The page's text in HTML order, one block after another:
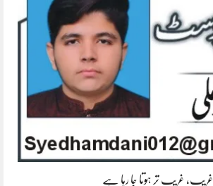
غریب، غریب تر ہوتا جا رہا ہے